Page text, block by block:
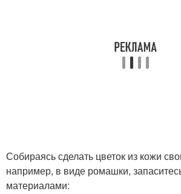
Собираясь сделать цветок из кожи
например, в виде ромашки,
материалами: